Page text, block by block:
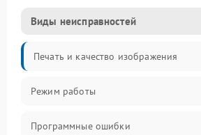
Виды неисправностей
Печать и качество изображения
Режим работы
Программные ошибки